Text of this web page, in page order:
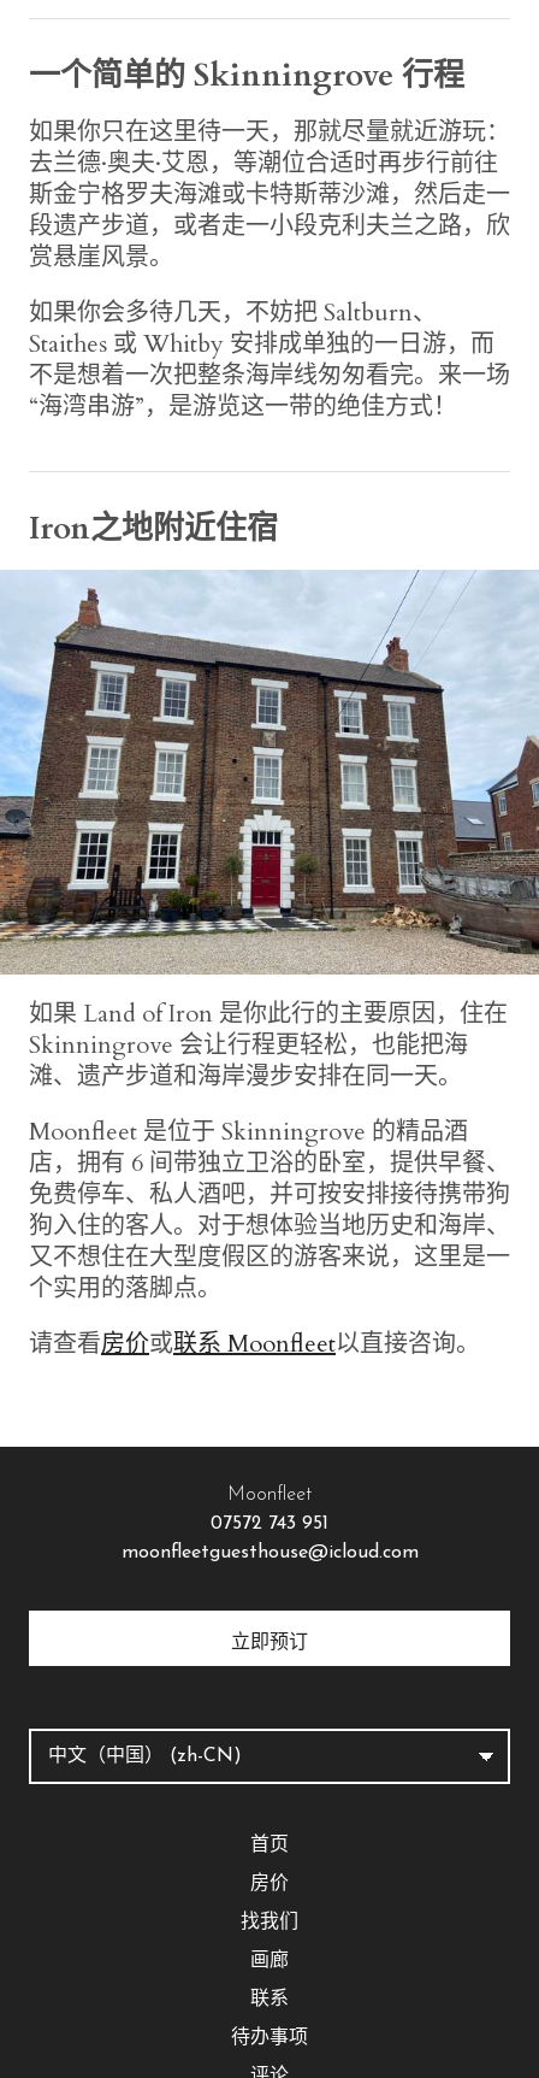
一个简单的 Skinningrove 行程
如果你只在这里待一天，那就尽量就近游玩：
去兰德·奥夫·艾恩，等潮位合适时再步行前往
斯金宁格罗夫海滩或卡特斯蒂沙滩，然后走一
段遗产步道，或者走一小段克利夫兰之路，欣
赏悬崖风景。
如果你会多待几天，不妨把 Saltburn、
Staithes 或 Whitby 安排成单独的一日游，而
不是想着一次把整条海岸线匆匆看完。来一场
“海湾串游”，是游览这一带的绝佳方式！
Iron之地附近住宿
如果 Land of Iron 是你此行的主要原因，住在
Skinningrove 会让行程更轻松，也能把海
滩、遗产步道和海岸漫步安排在同一天。
Moonfleet 是位于 Skinningrove 的精品酒
店，拥有 6 间带独立卫浴的卧室，提供早餐、
免费停车、私人酒吧，并可按安排接待携带狗
狗入住的客人。对于想体验当地历史和海岸、
又不想住在大型度假区的游客来说，这里是一
个实用的落脚点。
请查看房价或联系 Moonfleet以直接咨询。
首页
房价
找我们
画廊
联系
待办事项
Moonfleet
07572 743 951
moonfleetguesthouse@icloud.com
立即预订